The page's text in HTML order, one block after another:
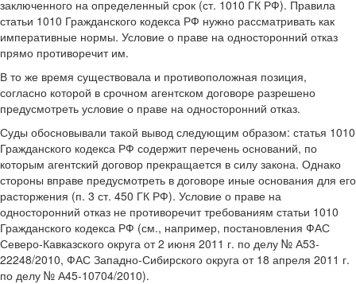
заключенного на определенный срок (ст. 1010 ГК РФ). Правила
статьи 1010 Гражданского кодекса РФ нужно рассматривать как
императивные нормы. Условие о праве на односторонний отказ
прямо противоречит им.
В то же время существовала и противоположная позиция,
согласно которой в срочном агентском договоре разрешено
предусмотреть условие о праве на односторонний отказ.
Суды обосновывали такой вывод следующим образом: статья 1010
Гражданского кодекса РФ содержит перечень оснований, по
которым агентский договор прекращается в силу закона. Однако
стороны вправе предусмотреть в договоре иные основания для его
расторжения (п. 3 ст. 450 ГК РФ). Условие о праве на
односторонний отказ не противоречит требованиям статьи 1010
Гражданского кодекса РФ (см., например, постановления ФАС
Северо-Кавказского округа от 2 июня 2011 г. по делу № А53-
22248/2010, ФАС Западно-Сибирского округа от 18 апреля 2011 г.
по делу № А45-10704/2010).